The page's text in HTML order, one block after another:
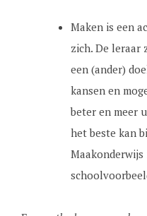
Maken is een
zich. De leraar
een (ander)
kansen en
beter en meer
het beste kan
Maakonderwijs